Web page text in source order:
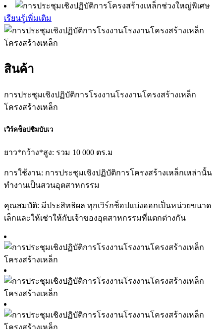
เรียนรู้เพิ่มเติม
สินค้า
การประชุมเชิงปฏิบัติการโรงงานโรงงานโครงสร้างเหล็ก
โครงสร้างเหล็ก
เวิร์คช็อปซิมบับเว
ยาว*กว้าง*สูง: รวม 10 000 ตร.ม
การใช้งาน: การประชุมเชิงปฏิบัติการโครงสร้างเหล็กเหล่านั้น
ทำงานเป็นสวนอุตสาหกรรม
คุณสมบัติ: มีประสิทธิผล ทุกเวิร์กช็อปแบ่งออกเป็นหน่วยขนาด
เล็กและให้เช่าให้กับเจ้าของอุตสาหกรรมที่แตกต่างกัน